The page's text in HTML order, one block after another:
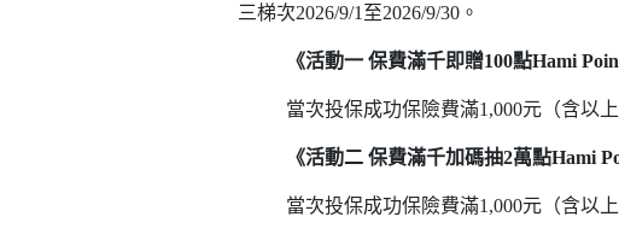
三梯次2026/9/1至2026/9/30。
《活動一 保費滿千即贈100點Hami
當次投保成功保險費滿1,000元（含以
《活動二 保費滿千加碼抽2萬點Hami
當次投保成功保險費滿1,000元（含以